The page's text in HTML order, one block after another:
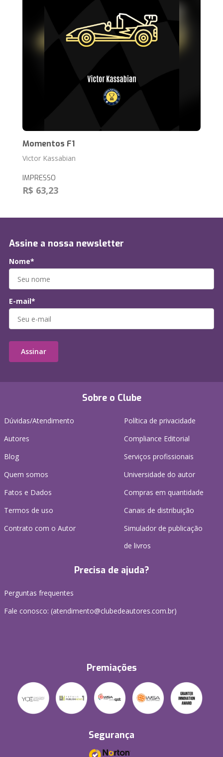
Momentos F1
Victor Kassabian
IMPRESSO
R$ 63,23
Sobre o Clube
Dúvidas/Atendimento
Autores
Blog
Quem somos
Fatos e Dados
Termos de uso
Contrato com o Autor
Política de privacidade
Compliance Editorial
Serviços profissionais
Universidade do autor
Compras em quantidade
Canais de distribuição
Simulador de publicação
de livros
Precisa de ajuda?
Perguntas frequentes
Fale conosco: (atendimento@clubedeautores.com.br)
Premiações
Segurança
Assine a nossa newsletter
Nome*
E-mail*
Assinar